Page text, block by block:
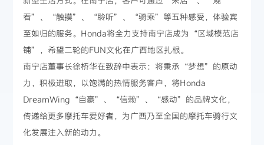
看”、“触摸”、“聆听”、“骑乘”等五种感受，体验宾
至如归的服务。Honda将全力支持南宁店成为“区域模范店
铺”，希望二轮的FUN文化在广西地区扎根。
南宁店董事长徐桥华在致辞中表示：将秉承“梦想”的原动
力，积极进取，以饱满的热情服务客户，将Honda
DreamWing“自豪”、“信赖”、“感动”的品牌文化，
传递给更多摩托车爱好者，为广西乃至全国的摩托车骑行文
化发展注入新的动力。